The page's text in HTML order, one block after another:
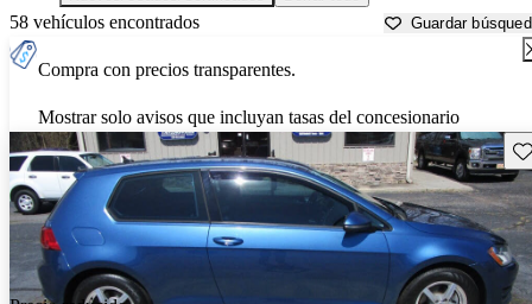
58 vehículos encontrados Guardar
Compra con precios transparentes.
Mostrar solo avisos que incluyan tasas del concesionario